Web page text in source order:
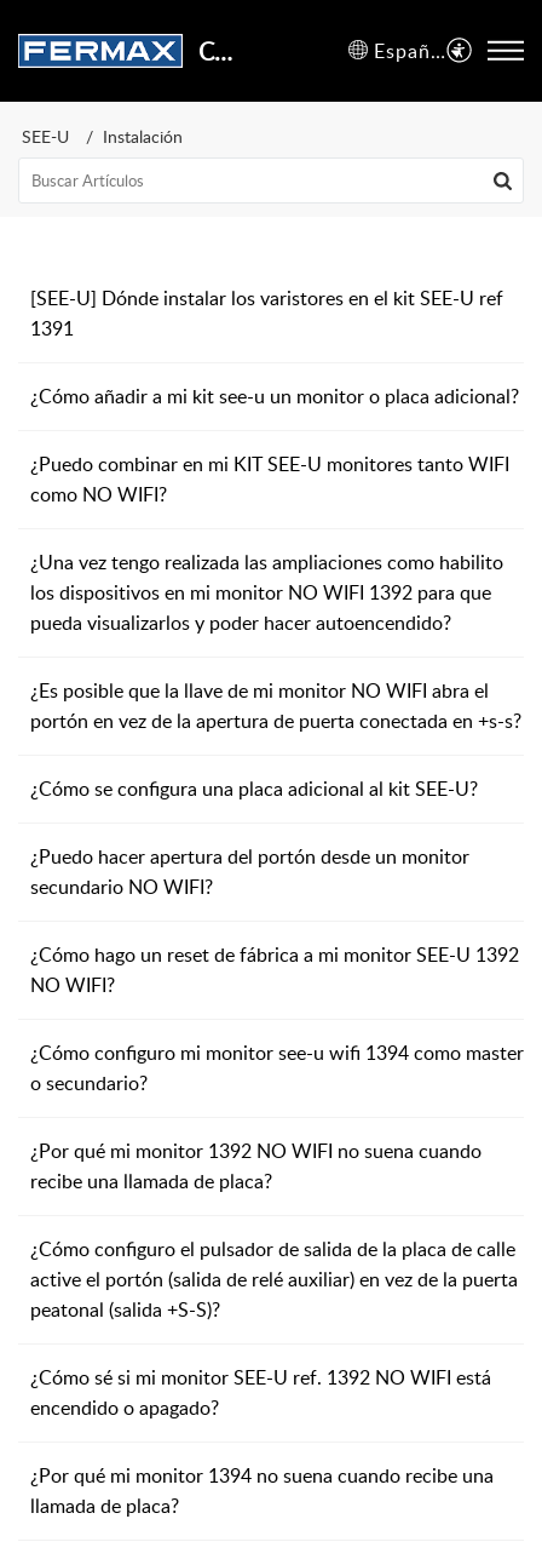
Centro de Soporte Español (España)
SEE-U Instalación
[SEE-U] Dónde instalar los varistores en el kit SEE-U ref
1391
¿Cómo añadir a mi kit see-u un monitor o placa adicional?
¿Puedo combinar en mi KIT SEE-U monitores tanto WIFI
como NO WIFI?
¿Una vez tengo realizada las ampliaciones como habilito
los dispositivos en mi monitor NO WIFI 1392 para que
pueda visualizarlos y poder hacer autoencendido?
¿Es posible que la llave de mi monitor NO WIFI abra el
portón en vez de la apertura de puerta conectada en +s-s?
¿Cómo se configura una placa adicional al kit SEE-U?
¿Puedo hacer apertura del portón desde un monitor
secundario NO WIFI?
¿Cómo hago un reset de fábrica a mi monitor SEE-U 1392
NO WIFI?
¿Cómo configuro mi monitor see-u wifi 1394 como master
o secundario?
¿Por qué mi monitor 1392 NO WIFI no suena cuando
recibe una llamada de placa?
¿Cómo configuro el pulsador de salida de la placa de calle
active el portón (salida de relé auxiliar) en vez de la puerta
peatonal (salida +S-S)?
¿Cómo sé si mi monitor SEE-U ref. 1392 NO WIFI está
encendido o apagado?
¿Por qué mi monitor 1394 no suena cuando recibe una
llamada de placa?